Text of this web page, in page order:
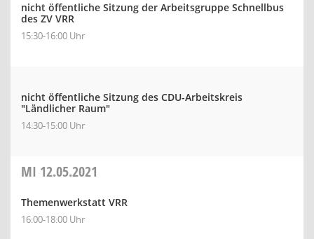
nicht öffentliche Sitzung der Arbeitsgruppe Schnellbus
des ZV VRR
15:30-16:00 Uhr
nicht öffentliche Sitzung des CDU-Arbeitskreis
"Ländlicher Raum"
14:30-15:00 Uhr
MI 12.05.2021
Themenwerkstatt VRR
16:00-18:00 Uhr